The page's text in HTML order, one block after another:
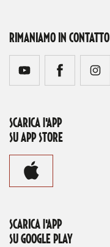
RIMANIAMO IN CONTATTO
SCARICA l'APP
SU APP STORE
SCARICA l'APP
SU GOOGLE PLAY